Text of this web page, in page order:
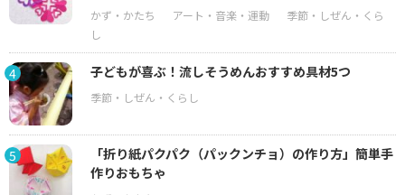
4 子どもが喜ぶ！流しそうめんおすすめ具材5つ
5
「折り紙パクパク（パックンチョ）の作り方」簡単手
作りおもちゃ